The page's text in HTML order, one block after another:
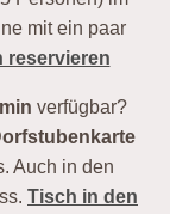
mit ein paar
reservieren
verfügbar?
Auch in den
Tisch in den